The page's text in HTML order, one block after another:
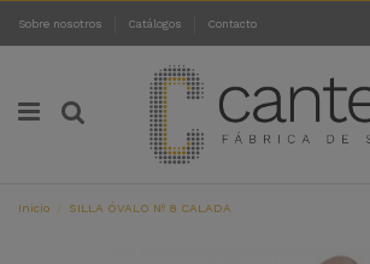
Sobre nosotros Catálogos Contacto
Inicio SILLA ÓVALO Nº 8 CALADA